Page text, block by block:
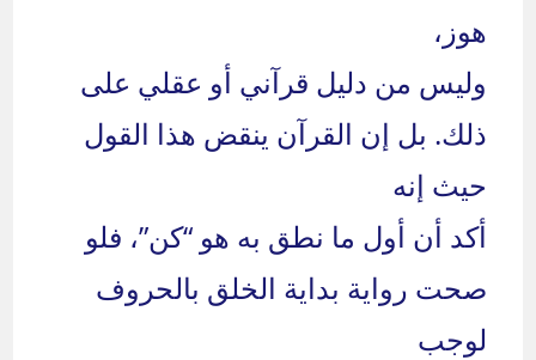
هوز،
وليس من دليل قرآني أو عقلي على
ذلك. بل إن القرآن ينقض هذا القول
حيث إنه
أكد أن أول ما نطق به هو “كن”، فلو
صحت رواية بداية الخلق بالحروف
لوجب